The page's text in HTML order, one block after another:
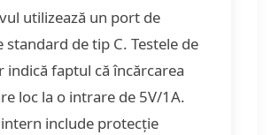
utilizează un port de
standard de tip C. Testele de
indică faptul că încărcarea
loc la o intrare de 5V/1A.
include protecție